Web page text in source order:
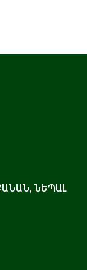
ՆԵՊԱԼ